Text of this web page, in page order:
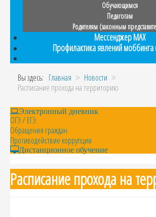
Обучающимся
Педагогам
Родителям (законным
Мессенджер MAX
Профилактика явлений моббинга
Вы здесь: Главная
Новости
Расписание прохода на территорию
Электронный дневник
ОГЭ / ЕГЭ
Обращения граждан
Противодействие коррупции
Дистанционное обучение
Расписание прохода на